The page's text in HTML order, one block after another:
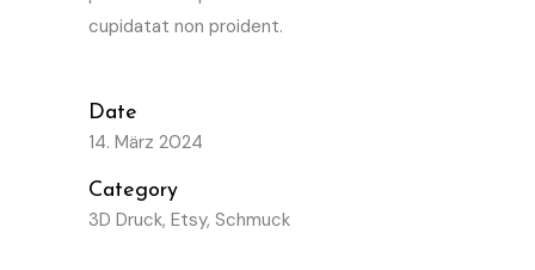
cupidatat non proident.
Date
14. März 2024
Category
3D Druck, Etsy, Schmuck